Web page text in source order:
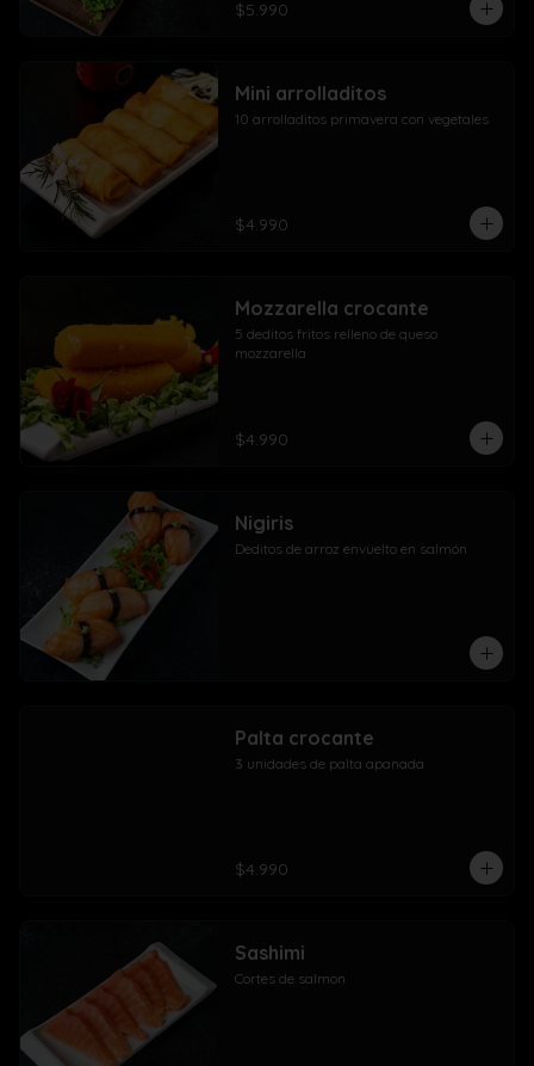
$5.990
Mini arrolladitos
10 arrolladitos primavera con vegetales
$4.990
Mozzarella crocante
5 deditos fritos relleno de queso
mozzarella
$4.990
Nigiris
Deditos de arroz envuelto en salmón
Palta crocante
3 unidades de palta apanada
$4.990
Sashimi
Cortes de salmon